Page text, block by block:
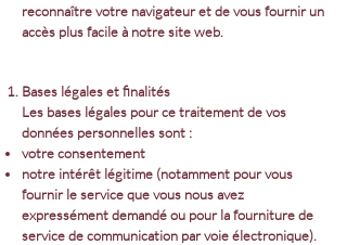
reconnaître votre navigateur et de vous fournir un
accès plus facile à notre site web.
Bases légales et finalités
Les bases légales pour ce traitement de vos
données personnelles sont :
votre consentement
notre intérêt légitime (notamment pour vous
fournir le service que vous nous avez
expressément demandé ou pour la fourniture de
service de communication par voie électronique).